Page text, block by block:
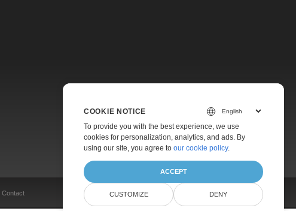
Paid Support
About
Contact
COOKIE NOTICE
To provide you with the best experience, we use
cookies for personalization, analytics, and ads. By
using our site, you agree to our cookie policy.
ACCEPT
CUSTOMIZE DENY